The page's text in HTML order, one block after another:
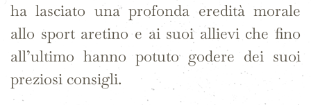
ha lasciato una profonda eredità morale
allo sport aretino e ai suoi allievi che fino
all’ultimo hanno potuto godere dei suoi
preziosi consigli.